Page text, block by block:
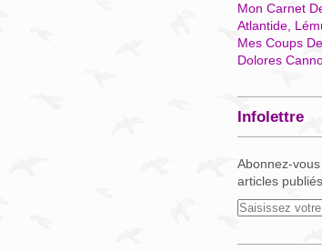
Mon Carnet
Atlantide,
Mes Coups
Dolores
Infolettre
Abonnez-
articles publiés.